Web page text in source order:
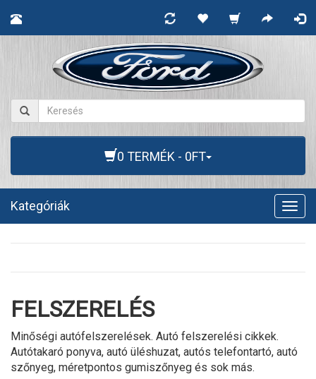
0 TERMÉK - 0FT
Kategóriák
FELSZERELÉS
Minőségi autófelszerelések. Autó felszerelési cikkek.
Autótakaró ponyva, autó üléshuzat, autós telefontartó, autó
szőnyeg, méretpontos gumiszőnyeg és sok más.